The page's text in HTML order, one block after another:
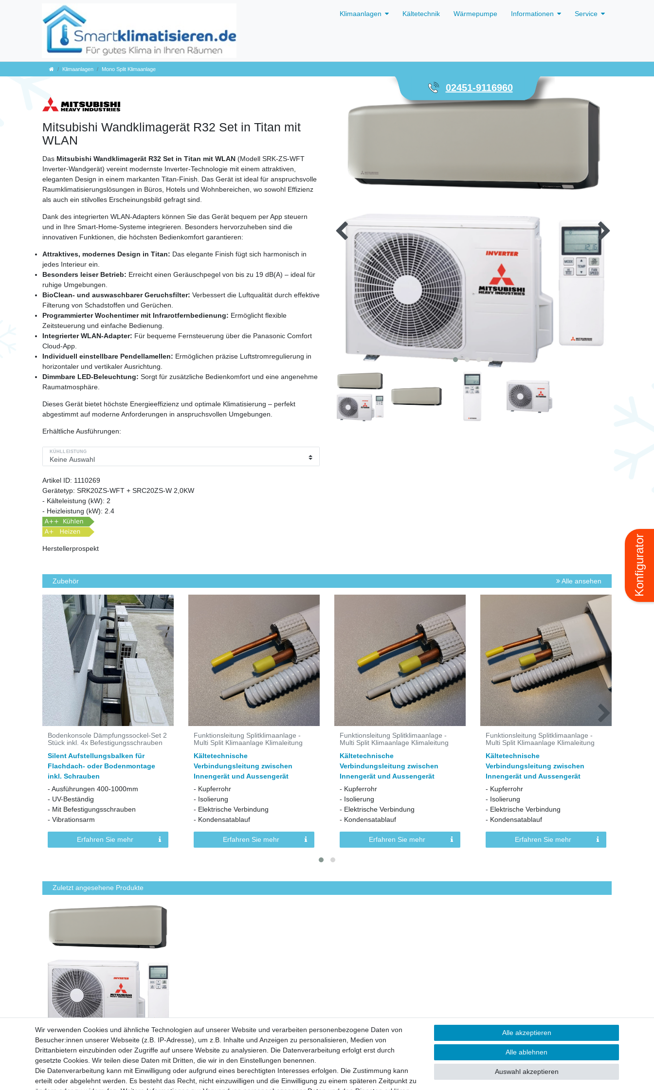
Klimaanlagen Kältetechnik Wärmepumpe Informationen Service
Klimaanlagen Mono Split Klimaanlage
02451-9116960
Konfigurator
Mitsubishi Wandklimagerät R32 Set in Titan mit
WLAN
Das Mitsubishi Wandklimagerät R32 Set in Titan mit WLAN (Modell SRK‑ZS‑WFT
Inverter‑Wandgerät) vereint modernste Inverter-Technologie mit einem attraktiven,
eleganten Design in einem markanten Titan-Finish. Das Gerät ist ideal für anspruchsvolle
Raumklimatisierungslösungen in Büros, Hotels und Wohnbereichen, wo sowohl Effizienz
als auch ein stilvolles Erscheinungsbild gefragt sind.
Dank des integrierten WLAN‑Adapters können Sie das Gerät bequem per App steuern
und in Ihre Smart‑Home‑Systeme integrieren. Besonders hervorzuheben sind die
innovativen Funktionen, die höchsten Bedienkomfort garantieren:
Attraktives, modernes Design in Titan: Das elegante Finish fügt sich harmonisch in
jedes Interieur ein.
Besonders leiser Betrieb: Erreicht einen Geräuschpegel von bis zu 19 dB(A) – ideal für
ruhige Umgebungen.
BioClean- und auswaschbarer Geruchsfilter: Verbessert die Luftqualität durch effektive
Filterung von Schadstoffen und Gerüchen.
Programmierter Wochentimer mit Infrarotfernbedienung: Ermöglicht flexible
Zeitsteuerung und einfache Bedienung.
Integrierter WLAN‑Adapter: Für bequeme Fernsteuerung über die Panasonic Comfort
Cloud‑App.
Individuell einstellbare Pendellamellen: Ermöglichen präzise Luftstromregulierung in
horizontaler und vertikaler Ausrichtung.
Dimmbare LED-Beleuchtung: Sorgt für zusätzliche Bedienkomfort und eine angenehme
Raumatmosphäre.
Dieses Gerät bietet höchste Energieeffizienz und optimale Klimatisierung – perfekt
abgestimmt auf moderne Anforderungen in anspruchsvollen Umgebungen.
Erhältliche Ausführungen:
KÜHLLEISTUNG
Artikel ID: 1110269
Gerätetyp: SRK20ZS-WFT + SRC20ZS-W 2,0KW
- Kälteleistung (kW): 2
- Heizleistung (kW): 2.4
Herstellerprospekt
Zubehör Alle ansehen
Bodenkonsole Dämpfungssockel-Set 2
Stück inkl. 4x Befestigungsschrauben
Silent Aufstellungsbalken für
Flachdach- oder Bodenmontage
inkl. Schrauben
- Ausführungen 400-1000mm
- UV-Beständig
- Mit Befestigungsschrauben
- Vibrationsarm
Erfahren Sie mehr
Funktionsleitung Splitklimaanlage -
Multi Split Klimaanlage Klimaleitung
Kältetechnische
Verbindungsleitung zwischen
Innengerät und Aussengerät
- Kupferrohr
- Isolierung
- Elektrische Verbindung
- Kondensatablauf
Erfahren Sie mehr
Funktionsleitung Splitklimaanlage -
Multi Split Klimaanlage Klimaleitung
Kältetechnische
Verbindungsleitung zwischen
Innengerät und Aussengerät
- Kupferrohr
- Isolierung
- Elektrische Verbindung
- Kondensatablauf
Erfahren Sie mehr
Funktionsleitung Splitklimaanlage -
Multi Split Klimaanlage Klimaleitung
Kältetechnische
Verbindungsleitung zwischen
Innengerät und Aussengerät
- Kupferrohr
- Isolierung
- Elektrische Verbindung
- Kondensatablauf
Erfahren Sie mehr
Zuletzt angesehene Produkte
Mitsubishi Wandklimagerät R32 Set in
Titan mit WLAN
Formschönes Wandklimagerät sehr
leise mit Wochentimer und WLAN
integriert
Wir verwenden Cookies und ähnliche Technologien auf unserer Website und verarbeiten personenbezogene Daten von
Besucher:innen unserer Webseite (z.B. IP-Adresse), um z.B. Inhalte und Anzeigen zu personalisieren, Medien von
Drittanbietern einzubinden oder Zugriffe auf unsere Website zu analysieren. Die Datenverarbeitung erfolgt erst durch
gesetzte Cookies. Wir teilen diese Daten mit Dritten, die wir in den Einstellungen benennen.
Die Datenverarbeitung kann mit Einwilligung oder aufgrund eines berechtigten Interesses erfolgen. Die Zustimmung kann
erteilt oder abgelehnt werden. Es besteht das Recht, nicht einzuwilligen und die Einwilligung zu einem späteren Zeitpunkt zu
Alle akzeptieren
Alle ablehnen
Auswahl akzeptieren